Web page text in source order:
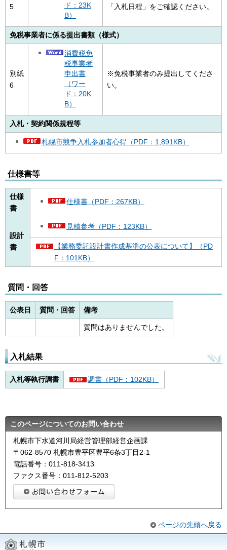
5
ド：23K
B）
「入札日程」をご確認ください。
免税事業者に係る提出書類（様式）
別紙
6
消費税免
税事業者
申出書
（ワー
ド：20K
B）
※免税事業者のみ提出してくださ
い。
入札・契約関係規程等
札幌市競争入札参加者心得（PDF：1,891KB）
仕様書等
仕様
書
仕様書（PDF：267KB）
設計
書
見積参考（PDF：123KB）
【業務委託設計書作成基準の公表について】（PD
F：101KB）
質問・回答
公表日 質問・回答 備考
質問はありませんでした。
入札結果
入札等執行調書 調書（PDF：102KB）
このページについてのお問い合わせ
札幌市下水道河川局経営管理部経営企画課
〒062-8570 札幌市豊平区豊平6条3丁目2-1
電話番号：011-818-3413
ファクス番号：011-812-5203
ページの先頭へ戻る